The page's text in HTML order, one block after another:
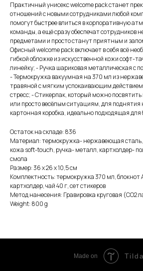
Практичный унисекс welcome pack станет
отношений с новыми сотрудниками любой
помогут быстрее влиться в корпоративную
команды, а ещё сразу обеспечат сотрудников
предметами и просто станут приятным и
Офисный welcome pack включает в себя всё
гибкой обложке из искусственной кожи софт-
линейку; - Ручка шариковая металлическая с
- Термокружка вакуумная на 370 мл из
травяной с мягким успокаивающим
стресс; - Стикерпак, который можно
или просто весёлым ситуациям, для поднятия
картонная коробка, идеально подходящая
Остаток на складе: 836
Материал: термокружка- нержавеющая сталь,
кожа soft-touch, ручка- металл, картхолдер-
смола
Размер: 36 х 26 х 10,5 см
Комплектность: термокружка 370 мл, блокнот
картхолдер, чай 40 г, сет стикеров
Метод нанесения: Гравировка круговая (CO2
Weight: 800 g
Made on Tilda